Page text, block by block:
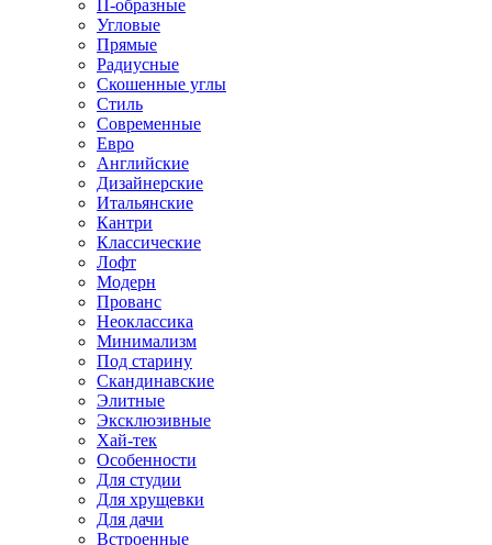
П-образные
Угловые
Прямые
Радиусные
Скошенные углы
Стиль
Современные
Евро
Английские
Дизайнерские
Итальянские
Кантри
Классические
Лофт
Модерн
Прованс
Неоклассика
Минимализм
Под старину
Скандинавские
Элитные
Эксклюзивные
Хай-тек
Особенности
Для студии
Для хрущевки
Для дачи
Встроенные